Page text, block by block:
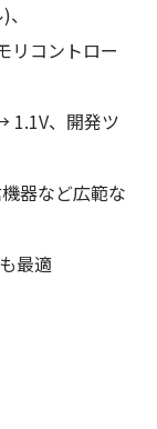
リコントロー
1.1V、開発ツ
器など広範な
最適